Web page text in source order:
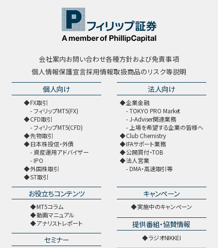
会社案内お問い合わせ各種方針および免責事項
個人情報保護宣言採用情報取扱商品のリスク等説明
個人向け
FX取引
フィリップMT5(FX)
CFD取引
フィリップMT5(CFD)
先物取引
日本株投信・外債
資産運用アドバイザー
IPO
外国株取引
ST取引
法人向け
企業金融
TOKYO PRO Market
J-Adviser関連業務
上場を希望する企業の皆様へ
Club Chemistry
IFAサポート業務
公開買付・TOB
法人営業
DMA・高速取引等
お役立ちコンテンツ
MT5コラム
動画マニュアル
アナリストレポート
セミナー
キャンペーン
実施中のキャンペーン
提供番組・協賛情報
ラジオNIKKEI